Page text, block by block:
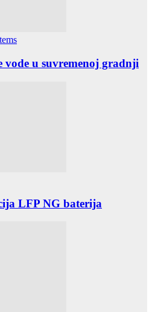
vode u suvremenoj gradnji
LFP NG baterija